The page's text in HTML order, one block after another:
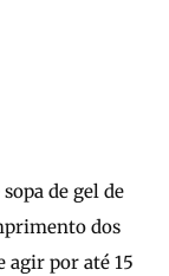
de gel de
dos
agir por até 15